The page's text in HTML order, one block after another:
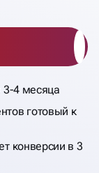
3-4 месяца
готовый к
конверсии в 3